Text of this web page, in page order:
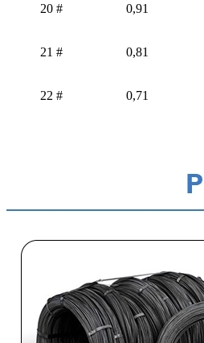
20 # 0,91
21 # 0,81
22 # 0,71